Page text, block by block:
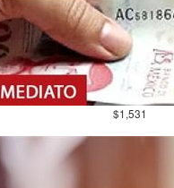
$1,531